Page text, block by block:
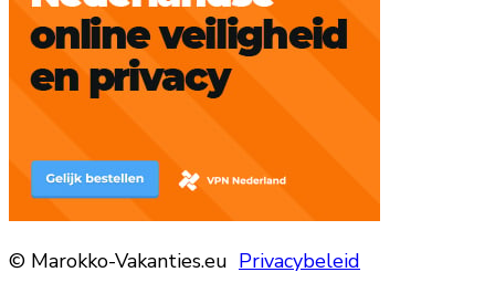
© Marokko-Vakanties.eu Privacybeleid